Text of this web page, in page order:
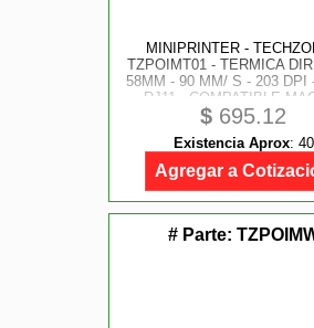
MINIPRINTER -
TZPOIMT01 - TERMICA
58MM - 90 MM/ S - 203 DPI
RJ11 - COMPATIBLE
ANDROID, WIN LINUX - 1
GARANTIA
$ 695.12
Existencia Aprox: 40
Agregar a
# Parte: